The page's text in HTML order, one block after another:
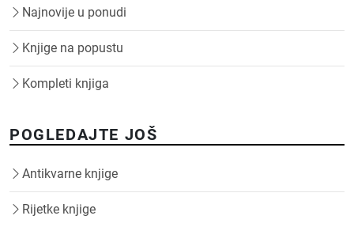
Najnovije u ponudi
Knjige na popustu
Kompleti knjiga
POGLEDAJTE JOŠ
Antikvarne knjige
Rijetke knjige